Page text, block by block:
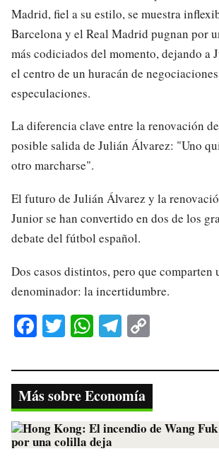
Madrid, fiel a su estilo, se muestra
Barcelona y el Real Madrid pugnan por
más codiciados del momento, dejando a
el centro de un huracán de
especulaciones.
La diferencia clave entre la renovación
posible salida de Julián Álvarez: "Uno
otro marcharse".
El futuro de Julián Álvarez y la
Junior se han convertido en dos de los
debate del fútbol español.
Dos casos distintos, pero que comparten
denominador: la incertidumbre.
Fa
bo
ok
T
tte
r
W
ts
A
pp
Te
gr
a
m
y
Li
nk
Más sobre Economía